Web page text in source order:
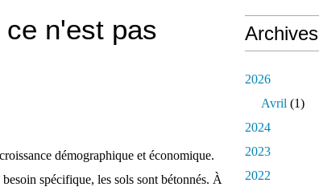
n'est pas
démographique et économique.
spécifique, les sols sont bétonnés. À
Archives
2026
Avril (1)
2024
2023
2022